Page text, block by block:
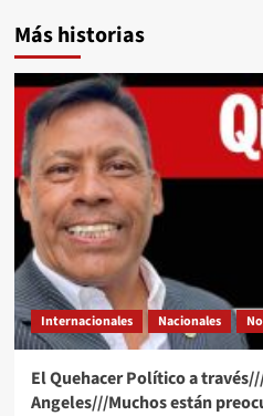
Más historias
Internacionales Nacionales
El Quehacer Político a
Angeles///Muchos están